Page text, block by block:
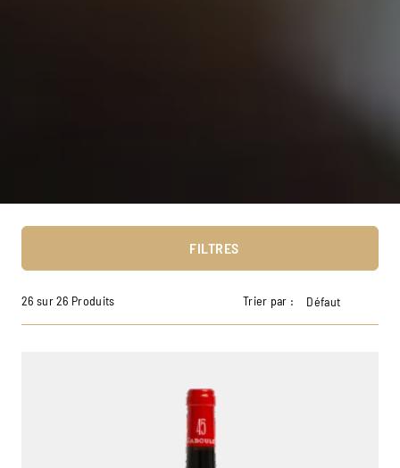
FILTRES
26 sur 26 Produits Trier par : Défaut